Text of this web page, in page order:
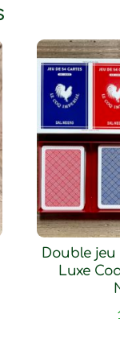
Double
Luxe